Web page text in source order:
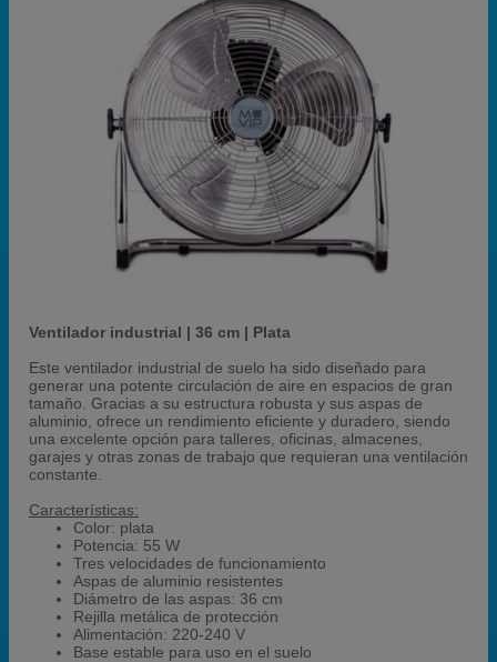
Ventilador industrial | 36 cm | Plata
Este ventilador industrial de suelo ha sido diseñado para
generar una potente circulación de aire en espacios de gran
tamaño. Gracias a su estructura robusta y sus aspas de
aluminio, ofrece un rendimiento eficiente y duradero, siendo
una excelente opción para talleres, oficinas, almacenes,
garajes y otras zonas de trabajo que requieran una ventilación
constante.
Características:
Color: plata
Potencia: 55 W
Tres velocidades de funcionamiento
Aspas de aluminio resistentes
Diámetro de las aspas: 36 cm
Rejilla metálica de protección
Alimentación: 220-240 V
Base estable para uso en el suelo